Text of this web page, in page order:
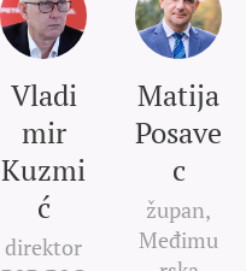
Vladi
mir
Kuzmi
ć
direktor
Matija
Posave
c
župan,
Međimu